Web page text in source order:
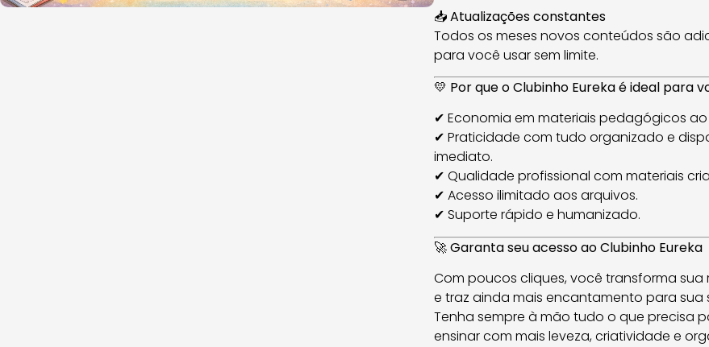
📥Atualizações constantes
Todos os meses novos conteúdos são
para você usar sem limite.
💛 Por que o Clubinho Eureka é ideal para
✔ Economia em materiais pedagógicos
✔ Praticidade com tudo organizado e
imediato.
✔ Qualidade profissional com materiais
✔ Acesso ilimitado aos arquivos.
✔ Suporte rápido e humanizado.
🚀Garanta seu acesso ao Clubinho Eureka
Com poucos cliques, você transforma
e traz ainda mais encantamento para sua
Tenha sempre à mão tudo o que precisa
ensinar com mais leveza, criatividade e